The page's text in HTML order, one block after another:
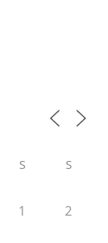
S S
1 2